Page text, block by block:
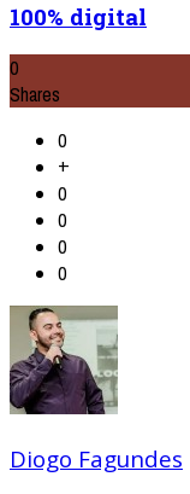
100% digital
0
Shares
0
+
0
0
0
0
Diogo Fagundes